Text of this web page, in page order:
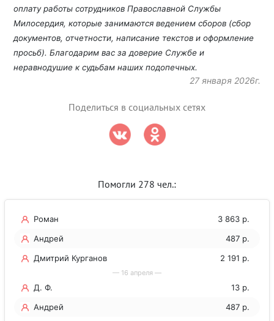
оплату работы сотрудников Православной Службы
Милосердия, которые занимаются ведением сборов (сбор
документов, отчетности, написание текстов и оформление
просьб). Благодарим вас за доверие Службе и
неравнодушие к судьбам наших подопечных.
27 января 2026г.
Поделиться в социальных сетях
Помогли 278 чел.:
Роман
3 863 р.
Андрей
487 р.
Дмитрий Курганов
2 191 р.
— 16 апреля —
Д. Ф.
13 р.
Андрей
487 р.